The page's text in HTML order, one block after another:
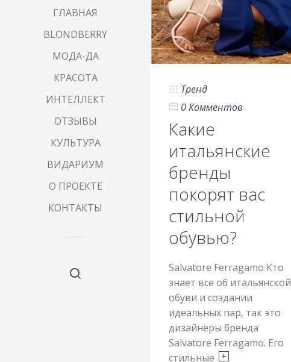
ГЛАВНАЯ
BLONDBERRY
МОДА-ДА
КРАСОТА
ИНТЕЛЛЕКТ
ОТЗЫВЫ
КУЛЬТУРА
ВИДАРИУМ
О ПРОЕКТЕ
КОНТАКТЫ
Тренд
0 Комментов
Какие
итальянские
бренды
покорят вас
стильной
обувью?
Salvatore Ferragamo Кто
знает все об итальянской
обуви и создании
идеальных пар, так это
дизайнеры бренда
Salvatore Ferragamo. Его
стильные